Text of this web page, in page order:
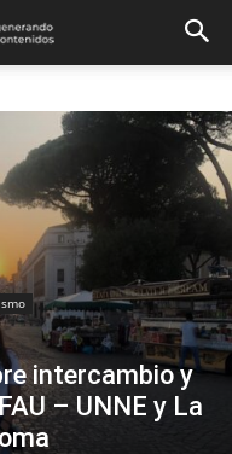
intercambio y
– UNNE y La